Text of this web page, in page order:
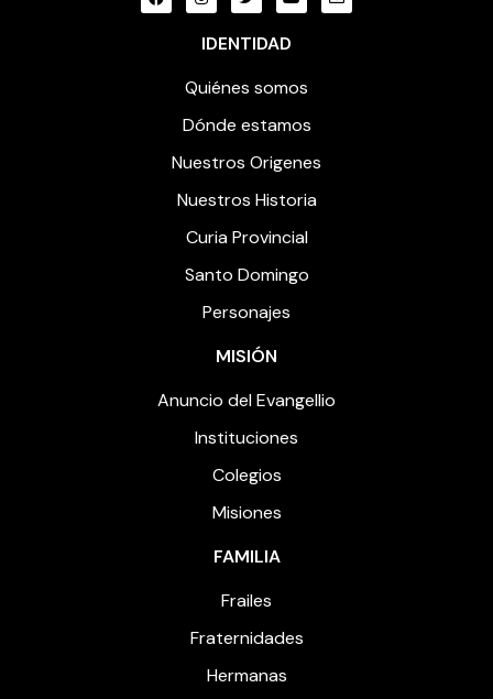
IDENTIDAD
Quiénes somos
Dónde estamos
Nuestros Origenes
Nuestros Historia
Curia Provincial
Santo Domingo
Personajes
MISIÓN
Anuncio del Evangellio
Instituciones
Colegios
Misiones
FAMILIA
Frailes
Fraternidades
Hermanas